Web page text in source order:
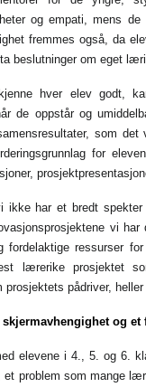
og empati, mens
fremmes også, da
beslutninger om eget
hver elev godt,
de oppstår og
som
for
ikke har et bredt
vi
ressurser
lærerike prosjektet
prosjektets pådriver,
skjermavhengighet og et
elevene i 4., 5. og 6.
et problem som mange